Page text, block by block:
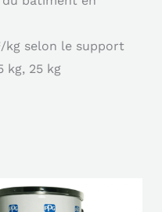
kg selon le support
kg, 25 kg